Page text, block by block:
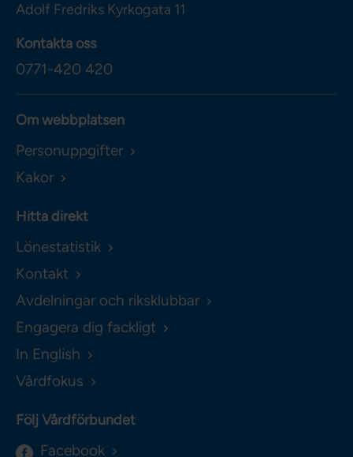
Adolf Fredriks Kyrkogata 11
Kontakta oss
0771-420 420
Om webbplatsen
Personuppgifter
Kakor
Hitta direkt
Lönestatistik
Kontakt
Avdelningar och riksklubbar
Engagera dig fackligt
In English
Vårdfokus
Följ Vårdförbundet
Facebook